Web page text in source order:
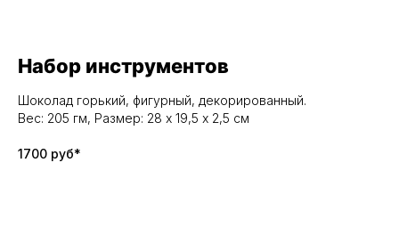
Набор инструментов
Шоколад горький, фигурный, декорированный.
Вес: 205 гм, Размер: 28 х 19,5 х 2,5 см
1700 руб*